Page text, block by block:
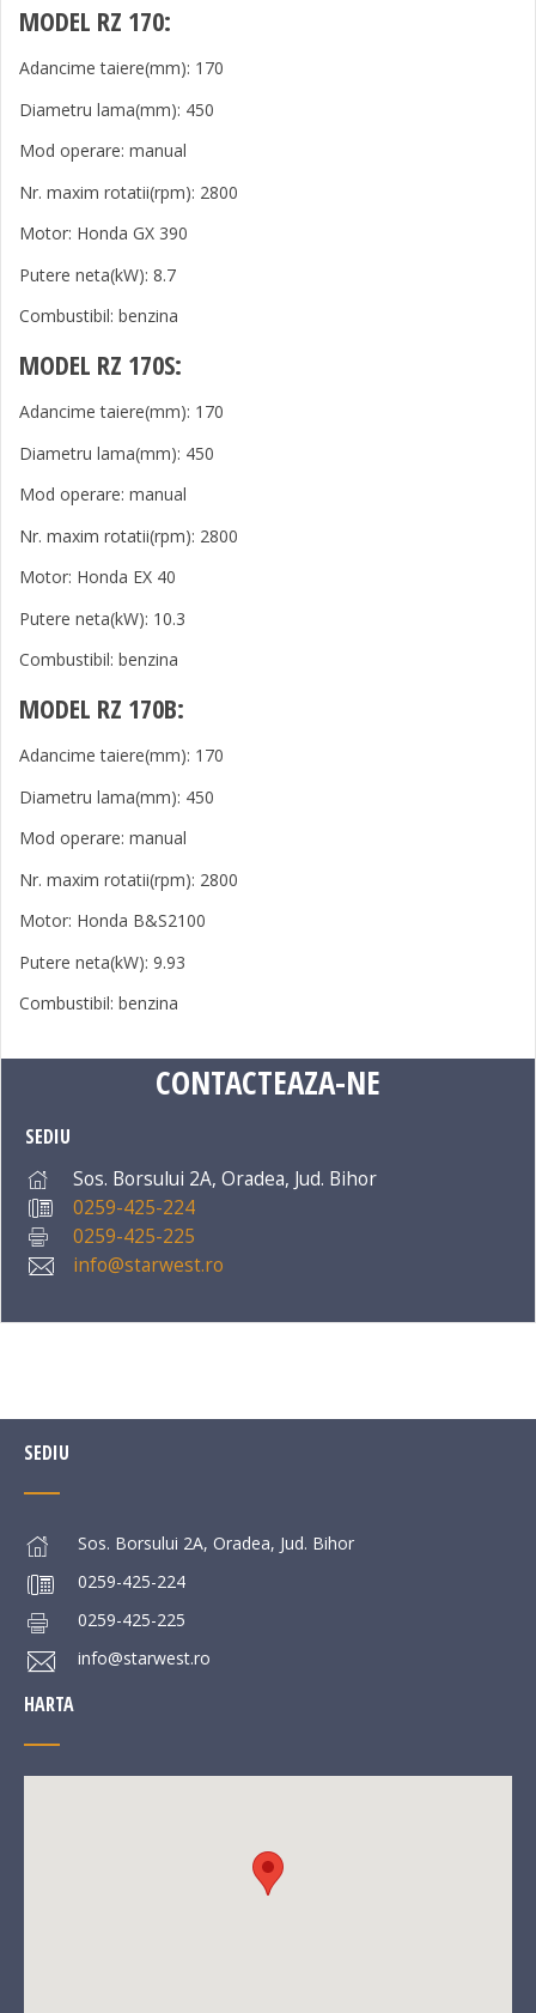
MODEL RZ 170:
Adancime taiere(mm): 170
Diametru lama(mm): 450
Mod operare: manual
Nr. maxim rotatii(rpm): 2800
Motor: Honda GX 390
Putere neta(kW): 8.7
Combustibil: benzina
MODEL RZ 170S:
Adancime taiere(mm): 170
Diametru lama(mm): 450
Mod operare: manual
Nr. maxim rotatii(rpm): 2800
Motor: Honda EX 40
Putere neta(kW): 10.3
Combustibil: benzina
MODEL RZ 170B:
Adancime taiere(mm): 170
Diametru lama(mm): 450
Mod operare: manual
Nr. maxim rotatii(rpm): 2800
Motor: Honda B&S2100
Putere neta(kW): 9.93
Combustibil: benzina
CONTACTEAZA-NE
SEDIU
Sos. Borsului 2A, Oradea, Jud. Bihor
0259-425-224
0259-425-225
info@starwest.ro
SEDIU
Sos. Borsului 2A, Oradea, Jud. Bihor
0259-425-224
0259-425-225
info@starwest.ro
HARTA